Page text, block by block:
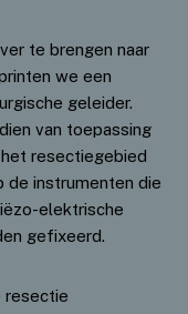
te brengen naar
we een
geleider.
van toepassing
resectiegebied
de instrumenten die
elektrische
gefixeerd.
resectie